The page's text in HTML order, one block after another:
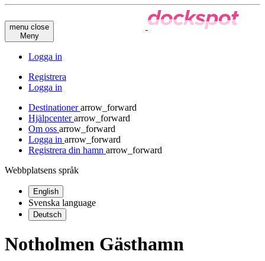
menu close
Meny
Logga in
Registrera
Logga in
Destinationerarrow_forward
Hjälpcenterarrow_forward
Om oss arrow_forward
Logga in arrow_forward
Registrera din hamn arrow_forward
Webbplatsens språk
English
Svenska language
Deutsch
Notholmen Gästhamn